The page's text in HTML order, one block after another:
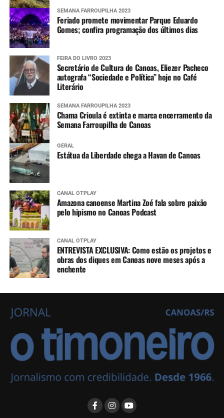
SEMANA FARROUPILHA 2023
Feriado promete movimentar Parque Eduardo
Gomes; confira programação dos últimos dias
FEIRA DO LIVRO 2023
Secretário de Cultura de Canoas, Eliezer Pacheco
autografa “Sociedade e Política” hoje no Café
Literário
SEMANA FARROUPILHA 2023
Chama Crioula é extinta e marca encerramento da
Semana Farroupilha de Canoas
GERAL
Estátua da Liberdade chega a Havan de Canoas
CANAL OTPLAY
Amazona canoense Martina Zoé fala sobre paixão
pelo hipismo no Canoas Podcast
CANAL OTPLAY
ENTREVISTA EXCLUSIVA: Como estão os projetos e
obras dos diques em Canoas nove meses após a
enchente